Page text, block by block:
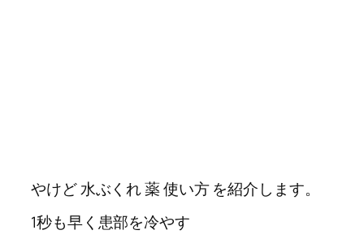
やけど 水ぶくれ 薬 使い方 を紹介します。
1秒も早く患部を冷やす